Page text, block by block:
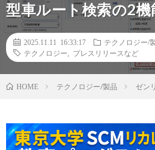
型車ルート検索の2機
2025.11.11 16:33:17
テクノロジー/
テクノロジー
プレスリリースなど
HOME テクノロジー/製品 ゼン